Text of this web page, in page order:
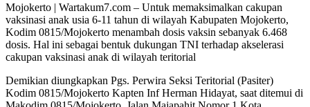
Mojokerto | Wartakum7.com – Untuk memaksimalkan cakupan
vaksinasi anak usia 6-11 tahun di wilayah Kabupaten Mojokerto,
Kodim 0815/Mojokerto menambah dosis vaksin sebanyak 6.468
dosis. Hal ini sebagai bentuk dukungan TNI terhadap akselerasi
cakupan vaksinasi anak di wilayah teritorial
Demikian diungkapkan Pgs. Perwira Seksi Teritorial (Pasiter)
Kodim 0815/Mojokerto Kapten Inf Herman Hidayat, saat ditemui di